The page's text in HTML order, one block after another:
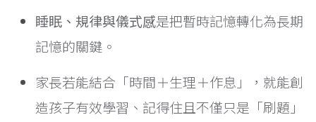
睡眠、規律與儀式感是把暫時記憶轉化為長期
記憶的關鍵。
家長若能結合「時間＋生理＋作息」，就能創
造孩子有效學習、記得住且不僅只是「刷題」